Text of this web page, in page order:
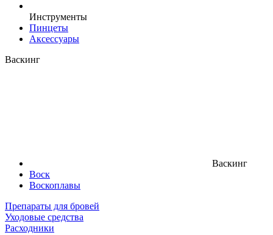
Инструменты
Пинцеты
Аксессуары
Васкинг
Васкинг
Воск
Воскоплавы
Препараты для бровей
Уходовые средства
Расходники